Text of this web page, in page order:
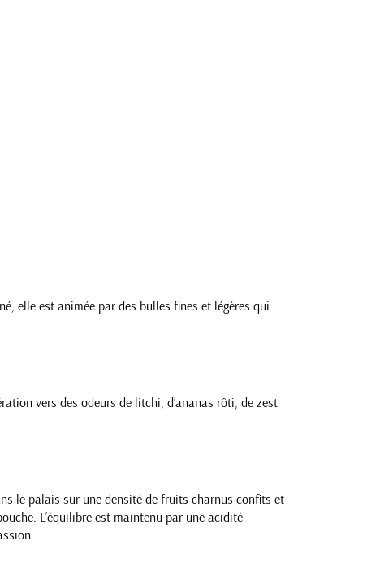
elle est animée par des bulles fines et légères qui
vers des odeurs de litchi, d’ananas rôti, de zest
le palais sur une densité de fruits charnus confits et
L’équilibre est maintenu par une acidité